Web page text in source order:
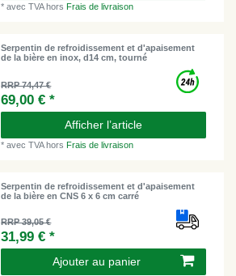
*avec TVAhorsFrais de livraison
Serpentin de refroidissement et d'apaisement
de la bière en inox, d14 cm, tourné
RRP 74,47 €
69,00 € *
Afficher l’article
*avec TVAhorsFrais de livraison
Serpentin de refroidissement et d'apaisement
de la bière en CNS 6 x 6 cm carré
RRP 39,05 €
31,99 € *
Ajouter au panier